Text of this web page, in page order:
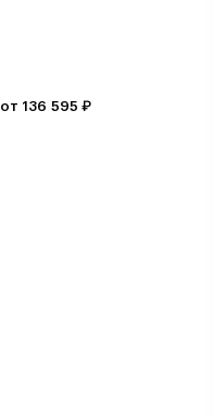
от 136 595 ₽